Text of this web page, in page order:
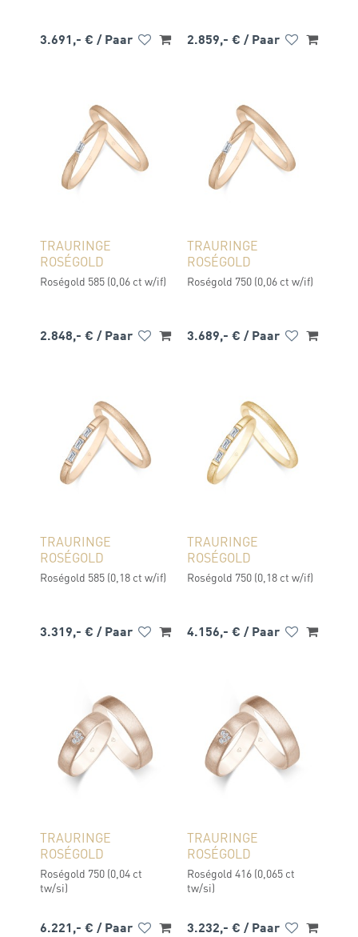
3.691,- € / Paar 2.859,- € / Paar
TRAURINGE
ROSÉGOLD
Roségold 585 (0,06 ct w/if)
2.848,- € / Paar
TRAURINGE
ROSÉGOLD
Roségold 750 (0,06 ct w/if)
3.689,- € / Paar
TRAURINGE
ROSÉGOLD
Roségold 585 (0,18 ct w/if)
3.319,- € / Paar
TRAURINGE
ROSÉGOLD
Roségold 750 (0,18 ct w/if)
4.156,- € / Paar
TRAURINGE
ROSÉGOLD
Roségold 750 (0,04 ct
tw/si)
6.221,- € / Paar
TRAURINGE
ROSÉGOLD
Roségold 416 (0,065 ct
tw/si)
3.232,- € / Paar